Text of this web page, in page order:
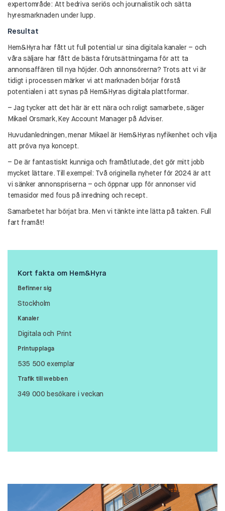
expertområde: Att bedriva seriös och journalistik och sätta
hyresmarknaden under lupp.
Resultat
Hem&Hyra har fått ut full potential ur sina digitala kanaler – och
våra säljare har fått de bästa förutsättningarna för att ta
annonsaffären till nya höjder. Och annonsörerna? Trots att vi är
tidigt i processen märker vi att marknaden börjar förstå
potentialen i att synas på Hem&Hyras digitala plattformar.
– Jag tycker att det här är ett nära och roligt samarbete, säger
Mikael Orsmark, Key Account Manager på Adviser.
Huvudanledningen, menar Mikael är Hem&Hyras nyfikenhet och vilja
att pröva nya koncept.
– De är fantastiskt kunniga och framåtlutade, det gör mitt jobb
mycket lättare. Till exempel: Två originella nyheter för 2024 är att
vi sänker annonspriserna – och öppnar upp för annonser vid
temasidor med fous på inredning och recept.
Samarbetet har börjat bra. Men vi tänkte inte lätta på takten. Full
fart framåt!
Kort fakta om Hem&Hyra
Befinner sig
Stockholm
Kanaler
Digitala och Print
Printupplaga
535 500 exemplar
Trafik till webben
349 000 besökare i veckan